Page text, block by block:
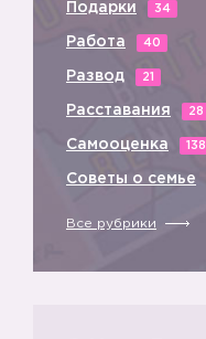
Подарки 34
Работа 40
Развод 21
Расставания 28
Самооценка 138
Советы о семье
Все рубрики